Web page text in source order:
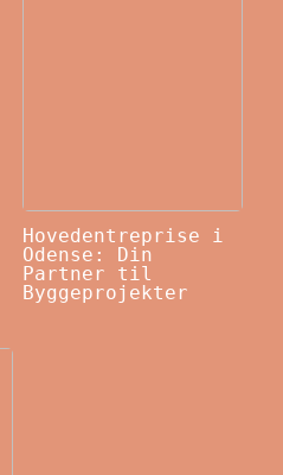
Hovedentreprise i
Odense: Din
Partner til
Byggeprojekter